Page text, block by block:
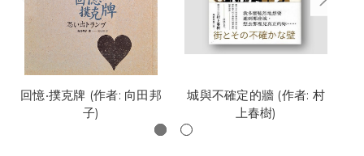
回憶‧撲克牌 (作者: 向田邦
子)
城與不確定的牆 (作者: 村
上春樹)